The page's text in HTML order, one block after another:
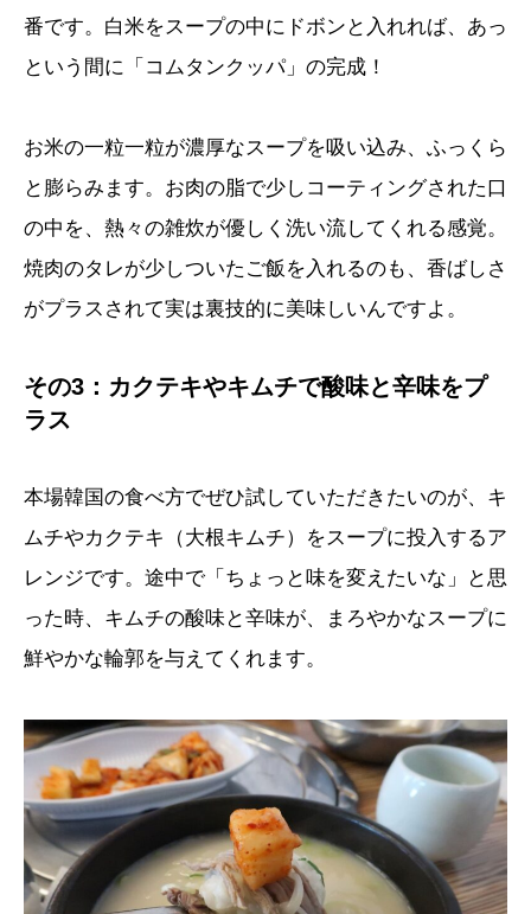
番です。白米をスープの中にドボンと入れれば、あっ
という間に「コムタンクッパ」の完成！
お米の一粒一粒が濃厚なスープを吸い込み、ふっくら
と膨らみます。お肉の脂で少しコーティングされた口
の中を、熱々の雑炊が優しく洗い流してくれる感覚。
焼肉のタレが少しついたご飯を入れるのも、香ばしさ
がプラスされて実は裏技的に美味しいんですよ。
その3：カクテキやキムチで酸味と辛味をプ
ラス
本場韓国の食べ方でぜひ試していただきたいのが、キ
ムチやカクテキ（大根キムチ）をスープに投入するア
レンジです。途中で「ちょっと味を変えたいな」と思
った時、キムチの酸味と辛味が、まろやかなスープに
鮮やかな輪郭を与えてくれます。